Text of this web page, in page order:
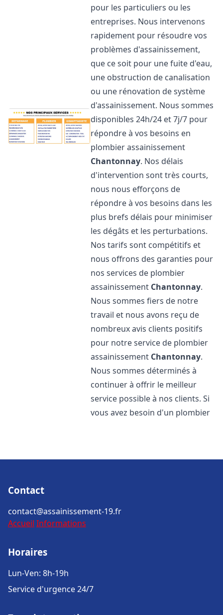
pour les particuliers ou les
entreprises. Nous intervenons
rapidement pour résoudre vos
problèmes d'assainissement,
que ce soit pour une fuite d'eau,
une obstruction de canalisation
ou une rénovation de système
d'assainissement. Nous sommes
disponibles 24h/24 et 7j/7 pour
répondre à vos besoins en
plombier assainissement
Chantonnay. Nos délais
d'intervention sont très courts,
nous nous efforçons de
répondre à vos besoins dans les
plus brefs délais pour minimiser
les dégâts et les perturbations.
Nos tarifs sont compétitifs et
nous offrons des garanties pour
nos services de plombier
assainissement Chantonnay.
Nous sommes fiers de notre
travail et nous avons reçu de
nombreux avis clients positifs
pour notre service de plombier
assainissement Chantonnay.
Nous sommes déterminés à
continuer à offrir le meilleur
service possible à nos clients. Si
vous avez besoin d'un plombier
Contact
contact@assainissement-19.fr
Accueil Informations
Horaires
Lun-Ven: 8h-19h
Service d'urgence 24/7